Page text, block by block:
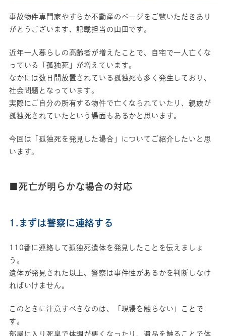
事故物件専門家やすらか不動産のページをご覧いただきあり
がとうございます、記載担当の山田です。
近年一人暮らしの高齢者が増えたことで、自宅で一人亡くな
っている「孤独死」が増えています。
なかには数日間放置されている孤独死も多く発生しており、
社会問題となっています。
実際にご自分の所有する物件で亡くなられていたり、親族が
孤独死されていたという場面もあるかと思います。
今回は「孤独死を発見した場合」についてご紹介したいと思
います。
■死亡が明らかな場合の対応
1.まずは警察に連絡する
110番に連絡して孤独死遺体を発見したことを伝えましょ
う。
遺体が発見された以上、警察は事件性があるかを判断しなけ
ればいけません。
このときに注意すべきなのは、「現場を触らない」ことで
す。
部屋に入り死臭で体調が悪くなったり、遺品を触ることで体